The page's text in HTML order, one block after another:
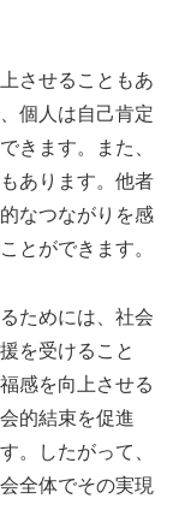
させることもあ
個人は自己肯定
きます。また、
あります。他者
なつながりを感
とができます。
ためには、社会
を受けること
感を向上させる
的結束を促進
。したがって、
全体でその実現